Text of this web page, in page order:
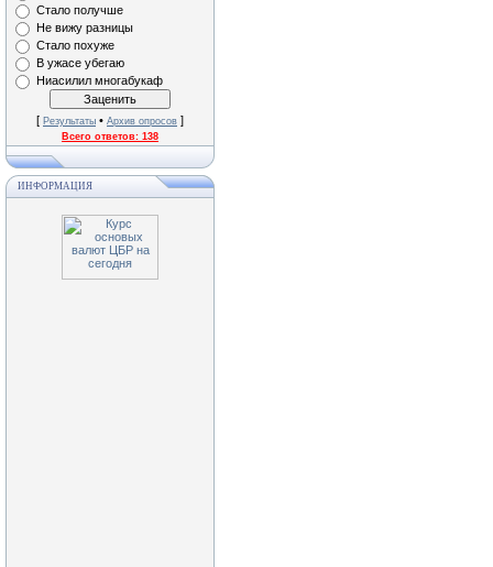
Стало получше
Не вижу разницы
Стало похуже
В ужасе убегаю
Ниасилил многабукаф
[ Результаты • Архив опросов ]
Всего ответов: 138
ИНФОРМАЦИЯ